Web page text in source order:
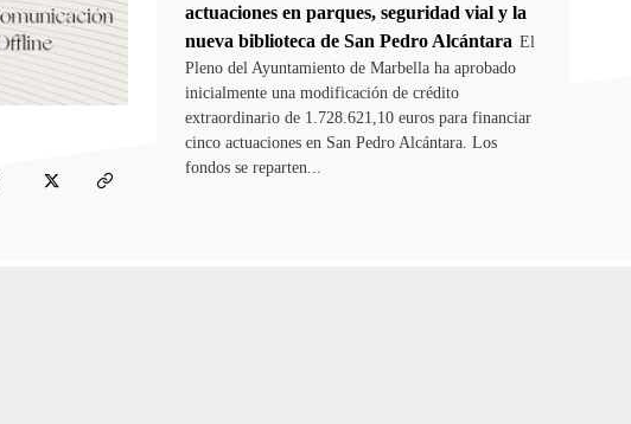
actuaciones en parques, seguridad vial y la
nueva biblioteca de San Pedro Alcántara El
Pleno del Ayuntamiento de Marbella ha aprobado
inicialmente una modificación de crédito
extraordinario de 1.728.621,10 euros para financiar
cinco actuaciones en San Pedro Alcántara. Los
fondos se reparten...